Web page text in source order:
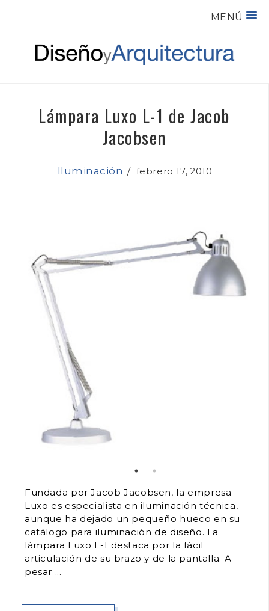
MENÚ
Lámpara Luxo L-1 de Jacob
Jacobsen
Iluminación /febrero 17, 2010
Fundada por Jacob Jacobsen, la empresa
Luxo es especialista en iluminación técnica,
aunque ha dejado un pequeño hueco en su
catálogo para iluminación de diseño. La
lámpara Luxo L-1 destaca por la fácil
articulación de su brazo y de la pantalla. A
pesar